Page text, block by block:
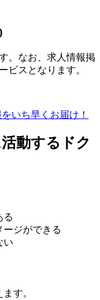
。なお、求人情報掲
ビスとなります。
動するドク
る
ジができる
い
す。